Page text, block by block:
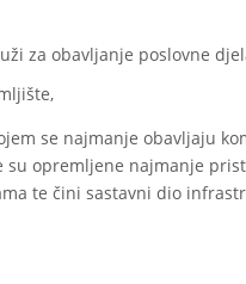
za obavljanje poslovne
se najmanje obavljaju
su opremljene najmanje
te čini sastavni dio